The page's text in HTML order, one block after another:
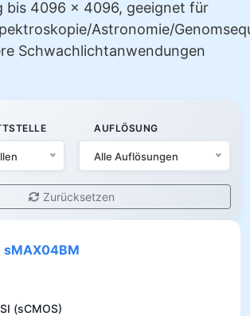
bis 4096 × 4096, geeignet für
Astronomie/
Schwachlichtanwendungen
AUFLÖSUNG
Alle Auflösungen
Zurücksetzen
sMAX04BM
(sCMOS)